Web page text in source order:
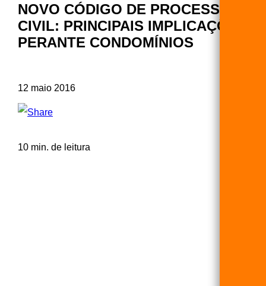
NOVO CÓDIGO DE PROCESSO
CIVIL: PRINCIPAIS IMPLICAÇÕES
PERANTE CONDOMÍNIOS
12 maio 2016
10 min. de leitura